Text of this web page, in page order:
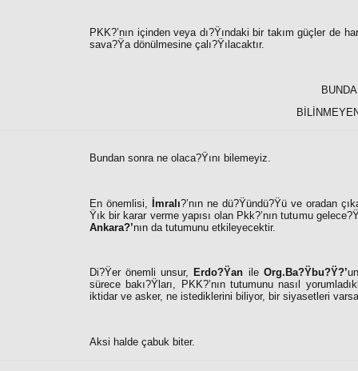
PKK?’nın içinden veya dı?Ÿındaki bir takım güçler de
sava?Ÿa dönülmesine çalı?Ÿılacaktır.
Bundan sonra ne olaca?Ÿını bilemeyiz.
En önemlisi, İmralı?’nın ne dü?Ÿündü?Ÿü ve oradan
Ÿık bir karar verme yapısı olan Pkk?’nın tutumu
Ankara?’nın da tutumunu etkileyecektir.
Di?Ÿer önemli unsur, Erdo?Ÿan ile Org.Ba?Ÿbu?Ÿ?’
sürece bakı?Ÿları, PKK?’nın tutumunu nasıl
iktidar ve asker, ne istediklerini biliyor, bir siyasetleri
Aksi halde çabuk biter.